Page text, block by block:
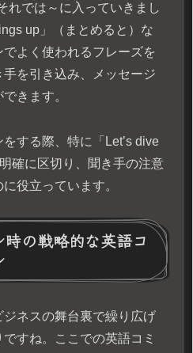
れでは～に入っていきまし
up」（まとめると）な
よく使われるフレーズを
を引き込み、メッセージ
きます。
する際、特に「Let’s dive
確に区切り、聞き手の注意
役立っています。
の戦略的な英語コ
ネスの舞台裏で繰り広げ
すね。ここでの英語コミ